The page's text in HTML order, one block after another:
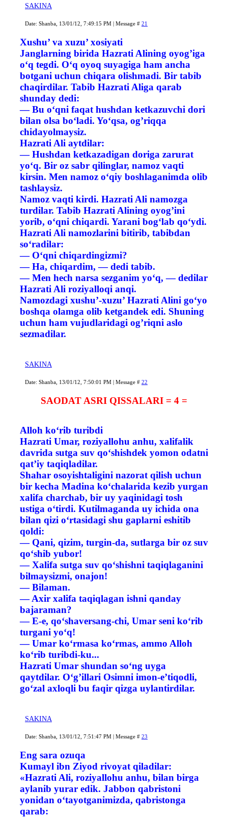
SAKINA
Date: Shanba, 13/01/12, 7:49:15 PM | Message # 21
Xushu’ va xuzu’ xosiyati
Janglarning birida Hazrati Alining oyog’iga
o‘q tegdi. O‘q oyoq suyagiga ham ancha
botgani uchun chiqara olishmadi. Bir tabib
chaqirdilar. Tabib Hazrati Aliga qarab
shunday dedi:
— Bu o‘qni faqat hushdan ketkazuvchi dori
bilan olsa bo‘ladi. Yo‘qsa, og’riqqa
chidayolmaysiz.
Hazrati Ali aytdilar:
— Hushdan ketkazadigan doriga zarurat
yo‘q. Bir oz sabr qilinglar, namoz vaqti
kirsin. Men namoz o‘qiy boshlaganimda olib
tashlaysiz.
Namoz vaqti kirdi. Hazrati Ali namozga
turdilar. Tabib Hazrati Alining oyog’ini
yorib, o‘qni chiqardi. Yarani bog‘lab qo‘ydi.
Hazrati Ali namozlarini bitirib, tabibdan
so‘radilar:
— O‘qni chiqardingizmi?
— Ha, chiqardim, — dedi tabib.
— Men hech narsa sezganim yo‘q, — dedilar
Hazrati Ali roziyalloqi anqi.
Namozdagi xushu’-xuzu’ Hazrati Alini go‘yo
boshqa olamga olib ketgandek edi. Shuning
uchun ham vujudlaridagi og’riqni aslo
sezmadilar.
SAKINA
Date: Shanba, 13/01/12, 7:50:01 PM | Message # 22
SAODAT ASRI QISSALARI = 4 =
Alloh ko‘rib turibdi
Hazrati Umar, roziyallohu anhu, xalifalik
davrida sutga suv qo‘shishdek yomon odatni
qat’iy taqiqladilar.
Shahar osoyishtaligini nazorat qilish uchun
bir kecha Madina ko‘chalarida kezib yurgan
xalifa charchab, bir uy yaqinidagi tosh
ustiga o‘tirdi. Kutilmaganda uy ichida ona
bilan qizi o‘rtasidagi shu gaplarni eshitib
qoldi:
— Qani, qizim, turgin-da, sutlarga bir oz suv
qo‘shib yubor!
— Xalifa sutga suv qo‘shishni taqiqlaganini
bilmaysizmi, onajon!
— Bilaman.
— Axir xalifa taqiqlagan ishni qanday
bajaraman?
— E-e, qo‘shaversang-chi, Umar seni ko‘rib
turgani yo‘q!
— Umar ko‘rmasa ko‘rmas, ammo Alloh
ko‘rib turibdi-ku...
Hazrati Umar shundan so‘ng uyga
qaytdilar. O‘g’illari Osimni imon-e’tiqodli,
go‘zal axloqli bu faqir qizga uylantirdilar.
SAKINA
Date: Shanba, 13/01/12, 7:51:47 PM | Message # 23
Eng sara ozuqa
Kumayl ibn Ziyod rivoyat qiladilar:
«Hazrati Ali, roziyallohu anhu, bilan birga
aylanib yurar edik. Jabbon qabristoni
yonidan o‘tayotganimizda, qabristonga
qarab: